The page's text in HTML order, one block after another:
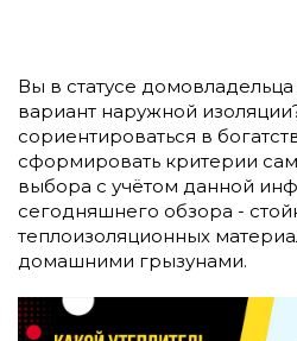
Вы в статусе
вариант наружной
сориентироваться в
сформировать критерии
выбора с учётом данной
сегодняшнего обзора -
теплоизоляционных
домашними грызунами.